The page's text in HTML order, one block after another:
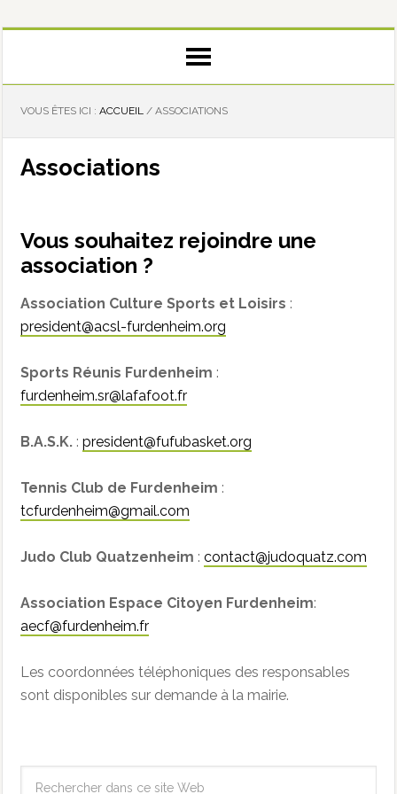
VOUS ÊTES ICI :ACCUEIL / ASSOCIATIONS
Associations
Vous souhaitez rejoindre une
association ?
Association Culture Sports et Loisirs :
president@acsl-furdenheim.org
Sports Réunis Furdenheim :
furdenheim.sr@lafafoot.fr
B.A.S.K. :president@fufubasket.org
Tennis Club de Furdenheim :
tcfurdenheim@gmail.com
Judo Club Quatzenheim :contact@judoquatz.com
Association Espace Citoyen Furdenheim:
aecf@furdenheim.fr
Les coordonnées téléphoniques des responsables
sont disponibles sur demande à la mairie.